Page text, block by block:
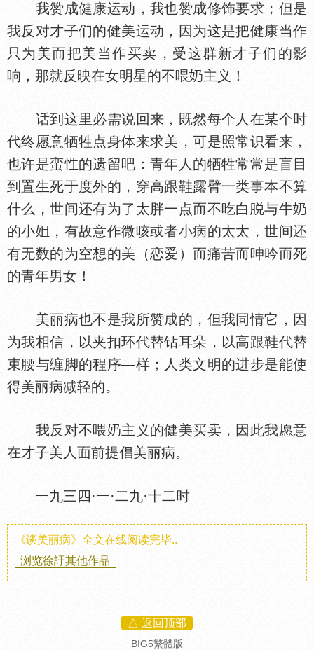
我赞成健康运动，我也赞成修饰要求；但是
我反对才子们的健美运动，因为这是把健康当作
只为美而把美当作买卖，受这群新才子们的影
响，那就反映在女明星的不喂
主义！
话到这里必需说回来，既然每个人在某个时
代终愿意牺牲点身
来求美，可是照常识看来，
也许是蛮
的遗留吧：青年人的牺牲常常是盲目
到置生死于度外的，穿高跟鞋露臂一类事本不算
什么，世间还有为了太胖一点而不吃白
与牛
的小
，有故意作微咳或者小病的太太，世间还
有无数的为空想的美（恋爱）而痛苦而呻吟而死
的青年男女！
美丽病也不是我所赞成的，但我同情它，因
为我相信，以夹扣环代替钻耳朵，以高跟鞋代替
束腰与缠脚的程序—样；人类文明的进步是能使
得美丽病减轻的。
我反对不喂
主义的健美买卖，因此我愿意
在才子美人面前提倡美丽病。
一九三四·一·二九·十二时
《谈美丽病》全文在线阅读完毕..
浏览徐訏其他作品
△ 返回顶部
BIG5繁體版